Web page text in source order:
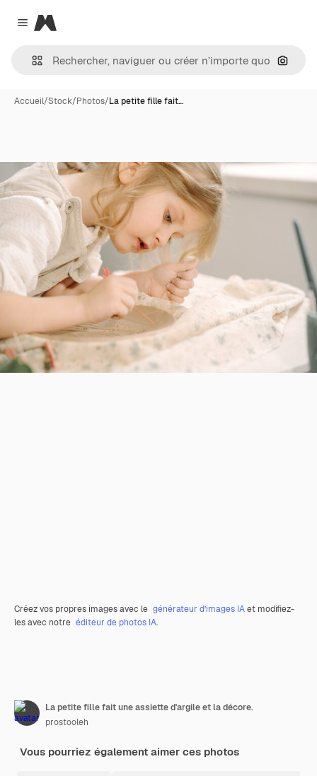
Close menu
Magnific
Accueil/Stock/Photos/La petite fille fait…
Créez vos propres images avec le générateur d’images IAet modifiez-
les avec notre éditeur de photos IA.
La petite fille fait une assiette d'argile et la décore.
prostooleh
Vous pourriez également aimer ces photos